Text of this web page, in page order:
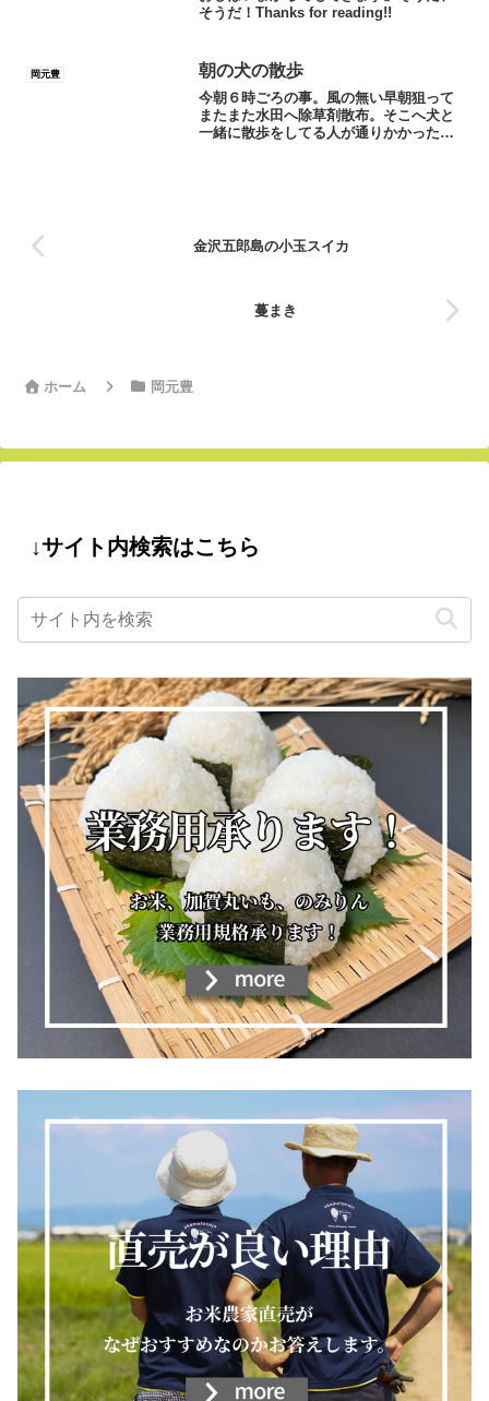
そうだ！Thanks for reading!!
岡元豊 朝の犬の散歩
今朝６時ごろの事。風の無い早朝狙って
またまた水田へ除草剤散布。そこへ犬と
一緒に散歩をしてる人が通りかかった。
金沢五郎島の小玉スイカ
蔓まき
ホーム 岡元豊
↓サイト内検索はこちら